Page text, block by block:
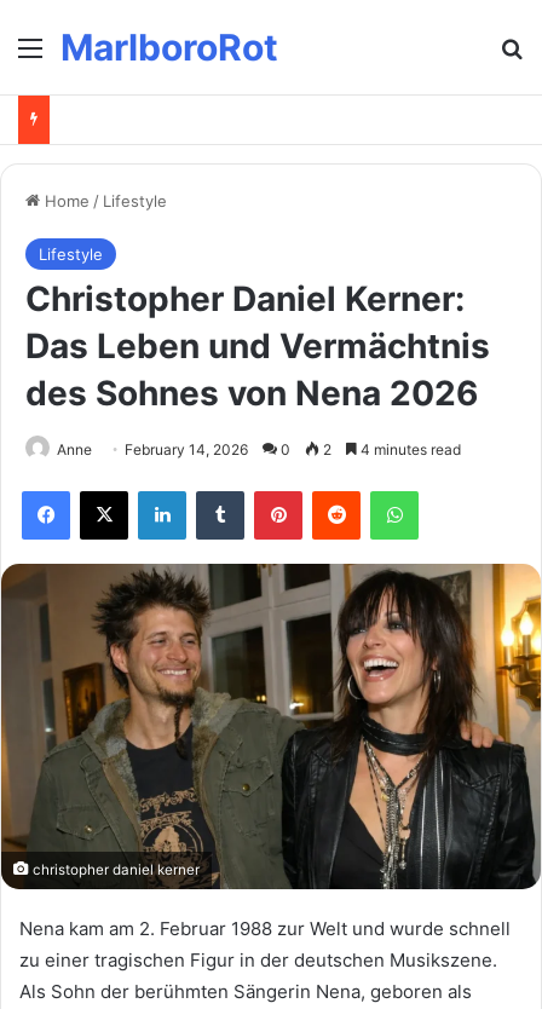
MenuMarlboroRot
Home / Lifestyle
Lifestyle
Christopher Daniel Kerner:
Das Leben und Vermächtnis
des Sohnes von Nena 2026
Anne February 14, 2026 0 2 4 minutes read
Facebook
X LinkedInTumblr PinterestReddit WhatsApp
christopher daniel kerner
Nena kam am 2. Februar 1988 zur Welt und wurde schnell
zu einer tragischen Figur in der deutschen Musikszene.
Als Sohn der berühmten Sängerin Nena, geboren als